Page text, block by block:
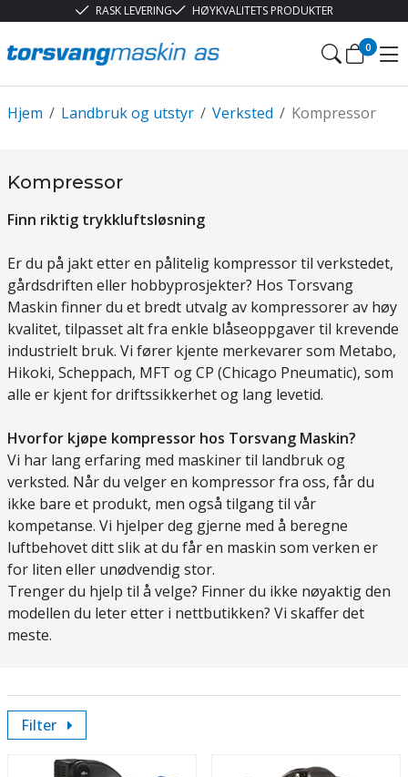
RASK LEVERING HØYKVALITETS PRODUKTER
0
/
Hjem /
Landbruk og utstyr /
Verksted Kompressor
Kompressor
Finn riktig trykkluftsløsning
Er du på jakt etter en pålitelig kompressor til verkstedet,
gårdsdriften eller hobbyprosjekter? Hos Torsvang
Maskin finner du et bredt utvalg av kompressorer av høy
kvalitet, tilpasset alt fra enkle blåseoppgaver til krevende
industrielt bruk. Vi fører kjente merkevarer som Metabo,
Hikoki, Scheppach, MFT og CP (Chicago Pneumatic), som
alle er kjent for driftssikkerhet og lang levetid.
Hvorfor kjøpe kompressor hos Torsvang Maskin?
Vi har lang erfaring med maskiner til landbruk og
verksted. Når du velger en kompressor fra oss, får du
ikke bare et produkt, men også tilgang til vår
kompetanse. Vi hjelper deg gjerne med å beregne
luftbehovet ditt slik at du får en maskin som verken er
for liten eller unødvendig stor.
Trenger du hjelp til å velge? Finner du ikke nøyaktig den
modellen du leter etter i nettbutikken? Vi skaffer det
meste.
Filter